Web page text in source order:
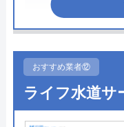
運営会社 株
代表者
所在地
〒
年
●駆けつけ時間 最
●定休日 年
おすすめ業者⑫
ライフ水道サ